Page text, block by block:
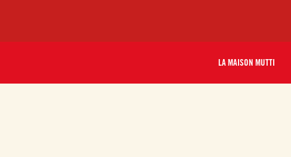
LA MAISON MUTTI